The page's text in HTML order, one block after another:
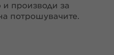
и производи за
потрошувачите.